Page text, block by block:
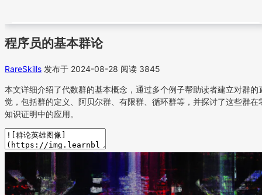
程序员的基本群论
RareSkills 发布于 2024-08-28 阅读 3845
本文详细介绍了代数群的基本概念，通过多个例子帮助读者建立对群的
觉，包括群的定义、阿贝尔群、有限群、循环群等，并探讨了这些群在
知识证明中的应用。